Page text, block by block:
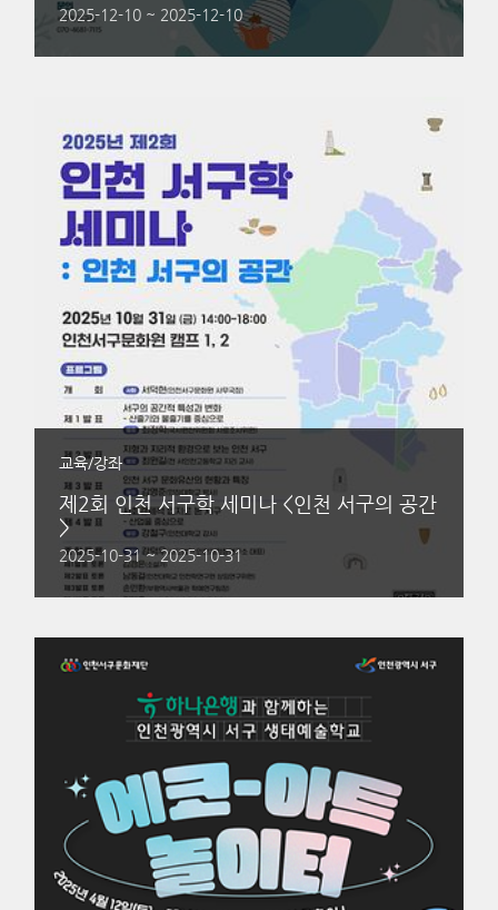
2025-12-10 ~ 2025-12-10
교육/강좌
제2회 인천 서구학 세미나 <인천 서구의 공간
>
2025-10-31 ~ 2025-10-31